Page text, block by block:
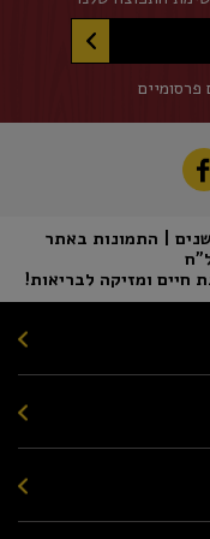
המכירה אסורה למי שטרם מלאו לו 18 שנים | התמונות באתר
חיים ומזיקה לבריאות!